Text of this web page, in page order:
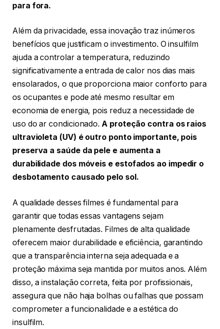
para fora.
Além da privacidade, essa inovação traz inúmeros
benefícios que justificam o investimento. O insulfilm
ajuda a controlar a temperatura, reduzindo
significativamente a entrada de calor nos dias mais
ensolarados, o que proporciona maior conforto para
os ocupantes e pode até mesmo resultar em
economia de energia, pois reduz a necessidade de
uso do ar condicionado.A proteção contra os raios
ultravioleta (UV) é outro ponto importante, pois
preserva a saúde da pele e aumenta a
durabilidade dos móveis e estofados ao impedir o
desbotamento causado pelo sol.
A qualidade desses filmes é fundamental para
garantir que todas essas vantagens sejam
plenamente desfrutadas. Filmes de alta qualidade
oferecem maior durabilidade e eficiência, garantindo
que a transparência interna seja adequada e a
proteção máxima seja mantida por muitos anos. Além
disso, a instalação correta, feita por profissionais,
assegura que não haja bolhas ou falhas que possam
comprometer a funcionalidade e a estética do
insulfilm.